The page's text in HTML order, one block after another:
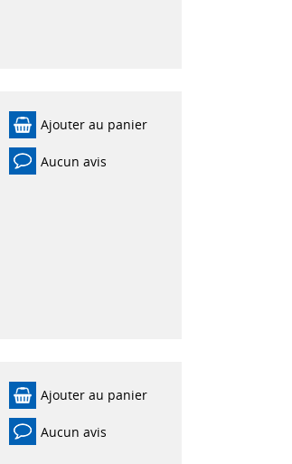
Ajouter au panier
Aucun avis
Ajouter au panier
Aucun avis